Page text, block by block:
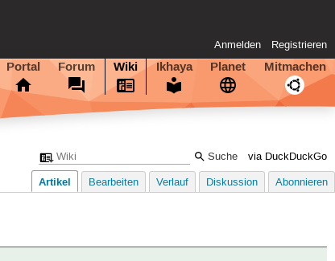
Anmelden Registrieren
Portal Forum Wiki Ikhaya Planet Mitmachen
via DuckDuckGo
Artikel Bearbeiten Verlauf Diskussion Abonnieren